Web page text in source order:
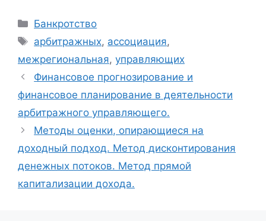
Рубрики
Банкротство
Метки
арбитражных, ассоциация,
межрегиональная, управляющих
Финансовое прогнозирование и
финансовое планирование в деятельности
арбитражного управляющего.
Методы оценки, опирающиеся на
доходный подход. Метод дисконтирования
денежных потоков. Метод прямой
капитализации дохода.